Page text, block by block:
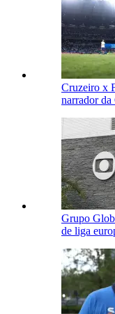
Cruzeiro x
narrador da
Grupo
de liga